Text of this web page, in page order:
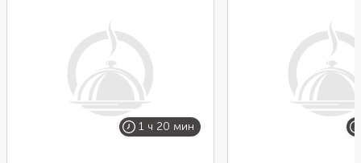
1 ч 20 мин